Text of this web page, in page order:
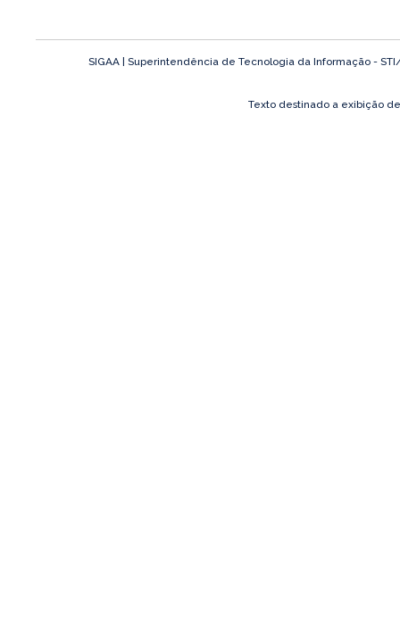
SIGAA | Superintendência de Tecnologia da Informação -
Texto destinado a exibição